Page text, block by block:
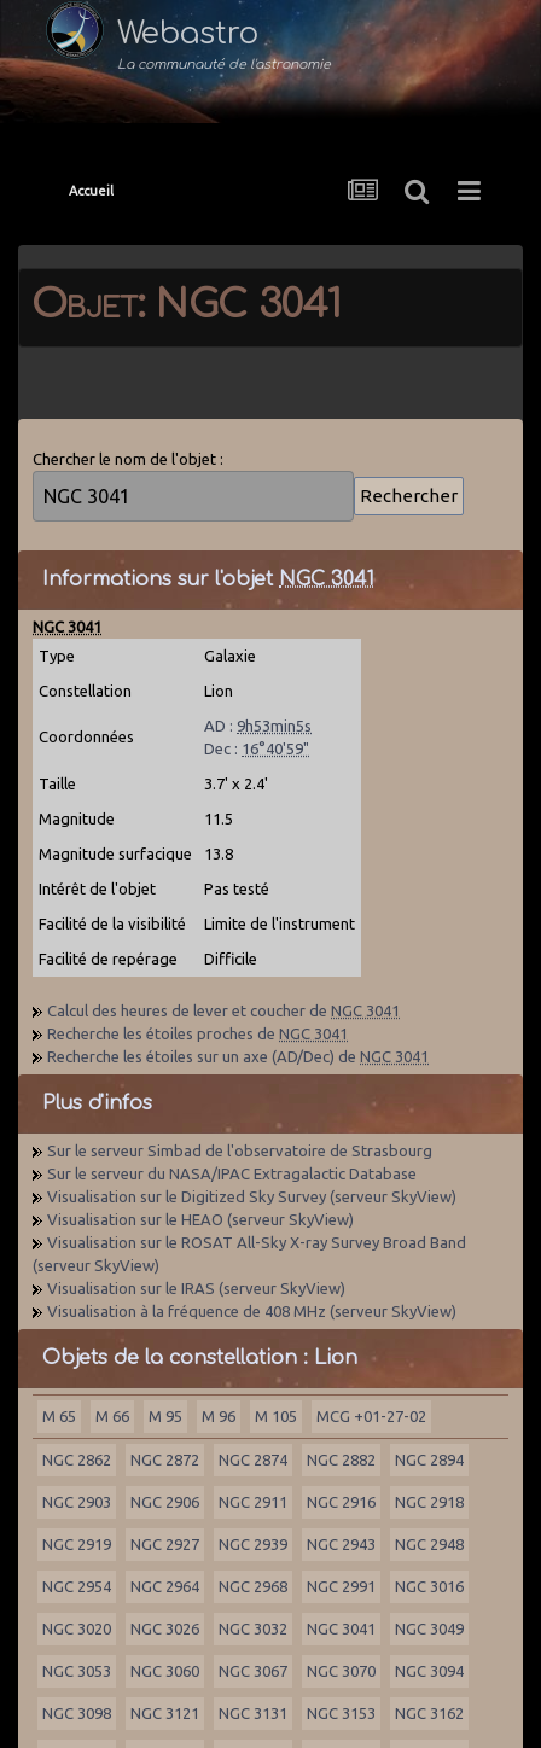
Webastro
La communauté de l'astronomie
Accueil
Objet: NGC 3041
Chercher le nom de l'objet :
Informations sur l'objet NGC 3041
NGC 3041
Type
Galaxie
Constellation Lion
Coordonnées
AD : 9h53min5s
Dec : 16°40'59"
Taille 3.7' x 2.4'
Magnitude 11.5
Magnitude surfacique 13.8
Intérêt de l'objet Pas testé
Facilité de la visibilité Limite de l'instrument
Facilité de repérage Difficile
Calcul des heures de lever et coucher de NGC 3041
Recherche les étoiles proches de NGC 3041
Recherche les étoiles sur un axe (AD/Dec) de NGC 3041
Plus d'infos
Sur le serveur Simbad de l'observatoire de Strasbourg
Sur le serveur du NASA/IPAC Extragalactic Database
Visualisation sur le Digitized Sky Survey (serveur SkyView)
Visualisation sur le HEAO (serveur SkyView)
Visualisation sur le ROSAT All-Sky X-ray Survey Broad Band
(serveur SkyView)
Visualisation sur le IRAS (serveur SkyView)
Visualisation à la fréquence de 408 MHz (serveur SkyView)
Objets de la constellation : Lion
M 65 M 66 M 95 M 96 M 105 MCG +01-27-02
NGC 2862 NGC 2872 NGC 2874 NGC 2882 NGC 2894
NGC 2903 NGC 2906 NGC 2911 NGC 2916 NGC 2918
NGC 2919 NGC 2927 NGC 2939 NGC 2943 NGC 2948
NGC 2954 NGC 2964 NGC 2968 NGC 2991 NGC 3016
NGC 3020 NGC 3026 NGC 3032 NGC 3041 NGC 3049
NGC 3053 NGC 3060 NGC 3067 NGC 3070 NGC 3094
NGC 3098 NGC 3121 NGC 3131 NGC 3153 NGC 3162